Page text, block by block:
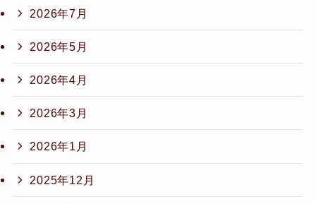
2026年7月
2026年5月
2026年4月
2026年3月
2026年1月
2025年12月